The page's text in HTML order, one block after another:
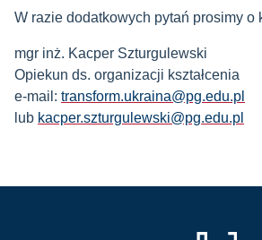
W razie dodatkowych pytań prosimy o
mgr inż. Kacper Szturgulewski
Opiekun ds. organizacji kształcenia
e-mail: transform.ukraina@pg.edu.pl
lub kacper.szturgulewski@pg.edu.pl